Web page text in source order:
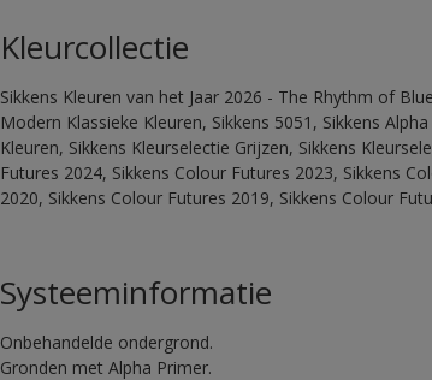
Kleurcollectie
Sikkens Kleuren van het Jaar 2026 - The Rhythm of
Modern Klassieke Kleuren, Sikkens 5051, Sikkens
Kleuren, Sikkens Kleurselectie Grijzen, Sikkens
Futures 2024, Sikkens Colour Futures 2023, Sikkens
2020, Sikkens Colour Futures 2019, Sikkens Colour
Systeeminformatie
Onbehandelde ondergrond.
Gronden met Alpha Primer.